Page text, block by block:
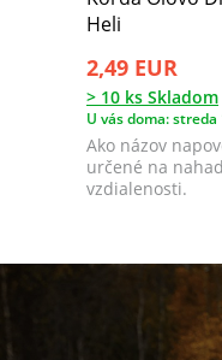
Heli
2,49 EUR
> 10 ks Skladom
U vás doma: streda
Ako názov
určené na
vzdialenosti.